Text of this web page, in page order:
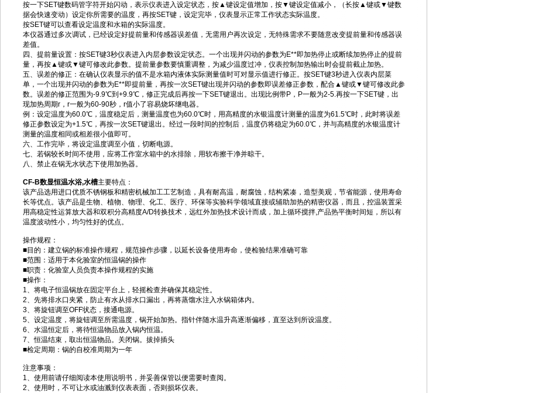
按一下SET键数码管字符开始闪动，表示仪表进入设定状态，按▲键设定值增加，按▼键设定值减小，（长按▲键或▼键数
据会快速变动）设定你所需要的温度，再按SET键，设定完毕，仪表显示正常工作状态实际温度。
按SET键可以查看设定温度和水箱的实际温度。
本仪器通过多次调试，已经设定好提前量和传感器误差值，无需用户再次设定，无特殊需求不要随意改变提前量和传感器误
差值。
四、提前量设置：按SET键3秒仪表进入内层参数设定状态。一个出现并闪动的参数为E**即加热停止或断续加热停止的提前
量，再按▲键或▼键可修改此参数。提前量参数要慎重调整，为减少温度过冲，仪表控制加热输出时会提前截止加热。
五、误差的修正：在确认仪表显示的值不是水箱内液体实际测量值时可对显示值进行修正。按SET键3秒进入仪表内层菜
单，一个出现并闪动的参数为E**即提前量，再按一次SET键出现并闪动的参数即误差修正参数，配合▲键或▼键可修改此参
数。误差的修正范围为-9.9℃到+9.9℃，修正完成后再按一下SET键退出。出现比例带P，P一般为2-5.再按一下SET键，出
现加热周期r，r一般为60-90秒，r值小了容易烧坏继电器。
例：设定温度为60.0℃，温度稳定后，测量温度也为60.0℃时，用高精度的水银温度计测量的温度为61.5℃时，此时将误差
修正参数设定为+1.5℃，再按一次SET键退出。经过一段时间的控制后，温度仍将稳定为60.0℃，并与高精度的水银温度计
测量的温度相同或相差很小值即可。
六、工作完毕，将设定温度调至小值，切断电源。
七、若锅较长时间不使用，应将工作室水箱中的水排除，用软布擦干净并晾干。
八、禁止在锅无水状态下使用加热器。
CF-B数显恒温水浴,水槽主要特点：
该产品选用进口优质不锈钢板和精密机械加工工艺制造，具有耐高温，耐腐蚀，结构紧凑，造型美观，节省能源，使用寿命
长等优点。该产品是生物、植物、物理、化工、医疗、环保等实验科学领域直接或辅助加热的精密仪器，而且，控温装置采
用高稳定性运算放大器和双积分高精度A/D转换技术，远红外加热技术设计而成，加上循环搅拌,产品热平衡时间短，所以有
温度波动性小，均匀性好的优点。
操作规程：
■目的：建立锅的标准操作规程，规范操作步骤，以延长设备使用寿命，使检验结果准确可靠
■范围：适用于本化验室的恒温锅的操作
■职责：化验室人员负责本操作规程的实施
■操作：
1、将电子恒温锅放在固定平台上，轻摇检查并确保其稳定性。
2、先将排水口夹紧，防止有水从排水口漏出，再将蒸馏水注入水锅箱体内。
3、将旋钮调至OFF状态，接通电源。
5、设定温度，将旋钮调至所需温度，锅开始加热。指针伴随水温升高逐渐偏移，直至达到所设温度。
6、水温恒定后，将待恒温物品放入锅内恒温。
7、恒温结束，取出恒温物品。关闭锅。拔掉插头
■检定周期：锅的自校准周期为一年
注意事项：
1、使用前请仔细阅读本使用说明书，并妥善保管以便需要时查阅。
2、使用时，不可让水或油溅到仪表表面，否则损坏仪表。